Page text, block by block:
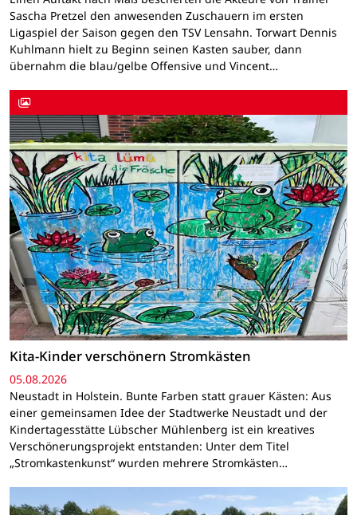
Sascha Pretzel den anwesenden Zuschauern im ersten
Ligaspiel der Saison gegen den TSV Lensahn. Torwart Dennis
Kuhlmann hielt zu Beginn seinen Kasten sauber, dann
übernahm die blau/gelbe Offensive und Vincent…
Kita-Kinder verschönern Stromkästen
05.08.2026
Neustadt in Holstein. Bunte Farben statt grauer Kästen: Aus
einer gemeinsamen Idee der Stadtwerke Neustadt und der
Kindertagesstätte Lübscher Mühlenberg ist ein kreatives
Verschönerungsprojekt entstanden: Unter dem Titel
„Stromkastenkunst“ wurden mehrere Stromkästen…